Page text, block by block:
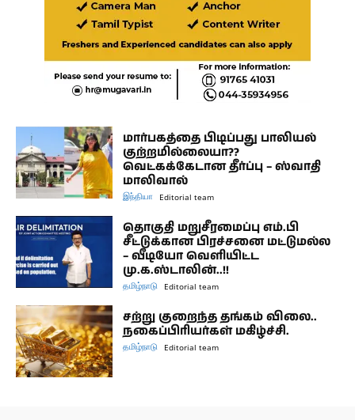
மார்பகத்தை பிடிப்பது பாலியல்
குற்றமில்லையா??
வெட்கக்கேடான தீர்ப்பு – ஸ்வாதி
மாலிவால்
இந்தியா Editorial team
தொகுதி மறுசீரமைப்பு எம்.பி
சீட்டுக்கான பிரச்சனை மட்டுமல்ல
– வீடியோ வெளியிட்ட
மு.க.ஸ்டாலின்..!!
தமிழ்நாடு Editorial team
சற்று குறைந்த தங்கம் விலை..
நகைப்பிரியர்கள் மகிழ்ச்சி.
தமிழ்நாடு Editorial team